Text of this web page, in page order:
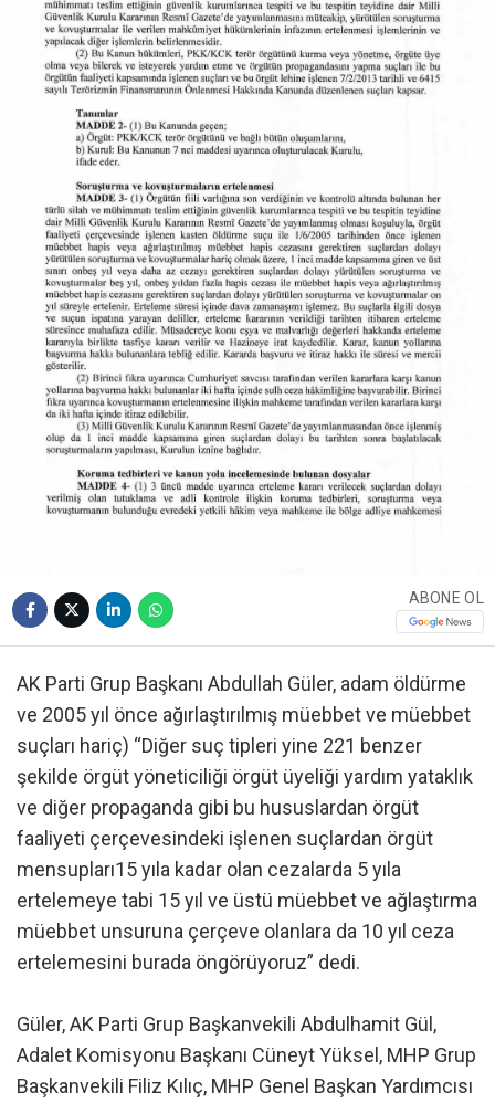
ABONE OL
AK Parti Grup Başkanı Abdullah Güler, adam öldürme
ve 2005 yıl önce ağırlaştırılmış müebbet ve müebbet
suçları hariç) “Diğer suç tipleri yine 221 benzer
şekilde örgüt yöneticiliği örgüt üyeliği yardım yataklık
ve diğer propaganda gibi bu hususlardan örgüt
faaliyeti çerçevesindeki işlenen suçlardan örgüt
mensupları15 yıla kadar olan cezalarda 5 yıla
ertelemeye tabi 15 yıl ve üstü müebbet ve ağlaştırma
müebbet unsuruna çerçeve olanlara da 10 yıl ceza
ertelemesini burada öngörüyoruz” dedi.
Güler, AK Parti Grup Başkanvekili Abdulhamit Gül,
Adalet Komisyonu Başkanı Cüneyt Yüksel, MHP Grup
Başkanvekili Filiz Kılıç, MHP Genel Başkan Yardımcısı